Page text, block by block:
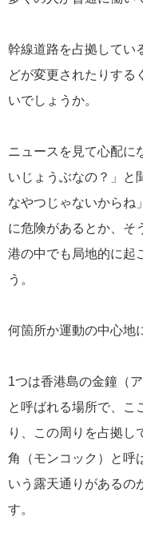
幹線道路を占拠してい
どが変更されたりする
いでしょうか。
ニュースを見て心配に
いじょうぶなの？」と
なやつじゃないからね
に危険があるとか、そ
港の中でも局地的に起
う。
何箇所か運動の中心地
1つは香港島の金鐘（
と呼ばれる場所で、こ
り、この周りを占拠し
角（モンコック）と呼
いう露天通りがあるの
す。